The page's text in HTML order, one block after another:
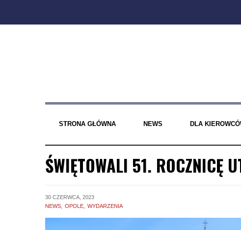
STRONA GŁÓWNA NEWS DLA
ŚWIĘTOWALI 51. ROCZNICĘ
30 CZERWCA, 2023
NEWS
OPOLE WYDARZENIA